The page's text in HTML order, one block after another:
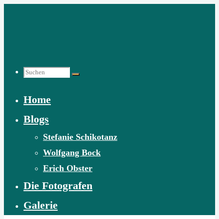
Suchen
nach:
Home
Blogs
Stefanie Schikotanz
Wolfgang Bock
Erich Obster
Die Fotografen
Galerie